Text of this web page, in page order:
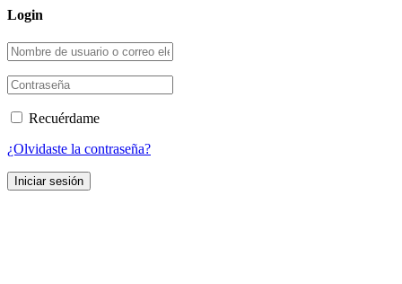
Login
Recuérdame
¿Olvidaste la contraseña?